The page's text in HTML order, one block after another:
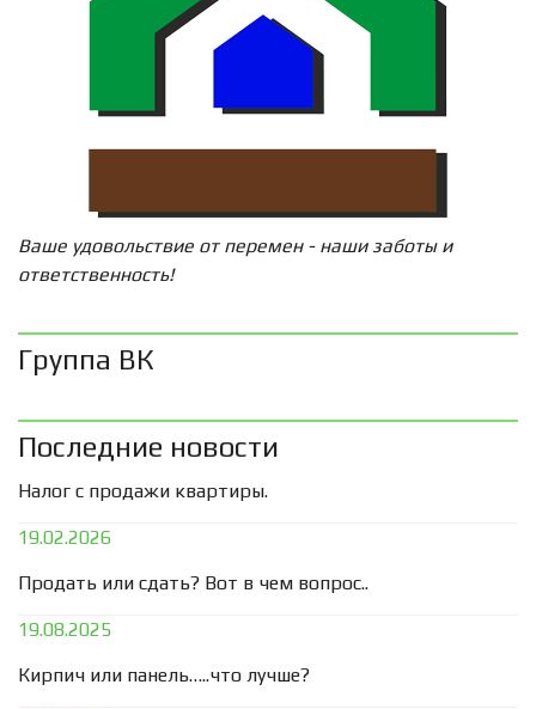
Ваше удовольствие от перемен - наши заботы и
ответственность!
Группа ВК
Последние новости
Налог с продажи квартиры.
19.02.2026
Продать или сдать? Вот в чем вопрос..
19.08.2025
Кирпич или панель…..что лучше?